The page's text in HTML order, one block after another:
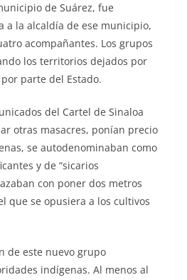
de Suárez, fue
a la alcaldía de ese municipio,
acompañantes. Los grupos
los territorios dejados por
parte del Estado.
del Cartel de Sinaloa
otras masacres, ponían precio
se autodenominaban como
y de “sicarios
con poner dos metros
que se opusiera a los cultivos
de este nuevo grupo
indígenas. Al menos al